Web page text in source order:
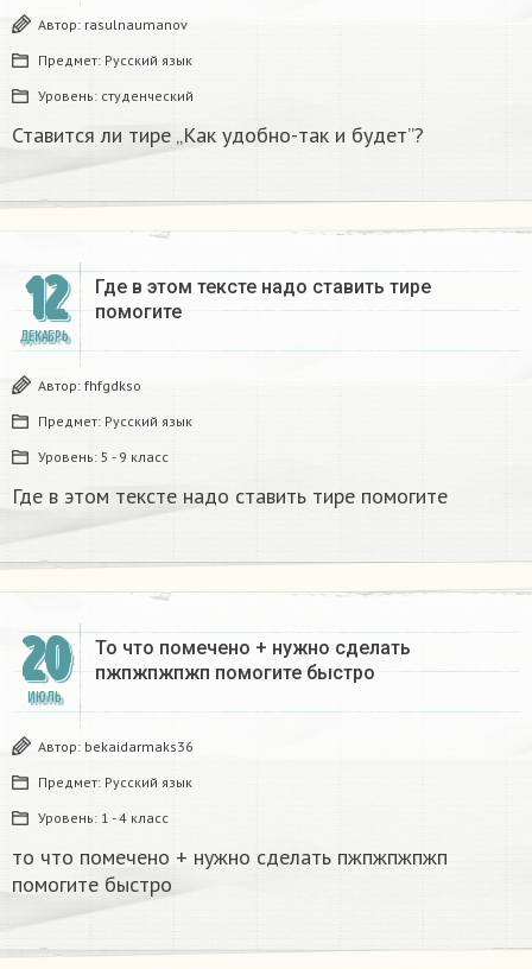
Автор: rasulnaumanov
Предмет: Русский язык
Уровень: студенческий
Ставится ли тире „Как удобно-так и будет”?
12
ДЕКАБРЬ
Где в этом тексте надо ставить тире
помогите
Автор: fhfgdkso
Предмет: Русский язык
Уровень: 5 - 9 класс
Где в этом тексте надо ставить тире помогите
20
ИЮЛЬ
То что помечено + нужно сделать
пжпжпжпжп помогите быстро​
Автор: bekaidarmaks36
Предмет: Русский язык
Уровень: 1 - 4 класс
то что помечено + нужно сделать пжпжпжпжп
помогите быстро​